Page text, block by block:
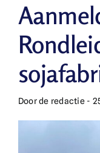
Over
Door de redactie -